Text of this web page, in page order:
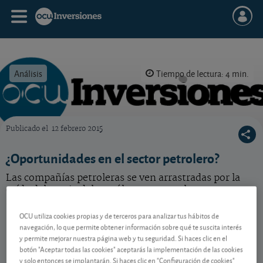
Análisis Tiempo de lectura: 4 min.
Publicado el 12 febrero 2015
¿Oportunidades en el sector petrolero?
Las compañías petroleras se ven arrastradas por la
caída del precio del petróleo, pero en algunos casos
Contenido reservado a SOCIOS
OCU utiliza cookies propias y de terceros para analizar tus hábitos de
navegación, lo que permite obtener información sobre qué te suscita interés
y permite mejorar nuestra página web y tu seguridad. Si haces clic en el
botón "Aceptar todas las cookies" aceptarás la implementación de las cookies
y solo entonces se implantarán. Si haces clic en "Configuración de cookies"